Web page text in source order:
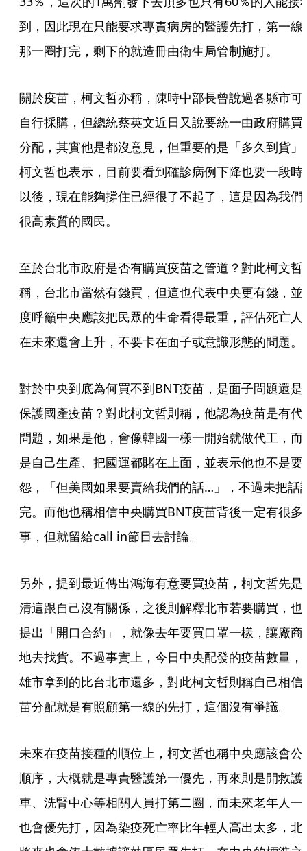
到，因此現在只能要求專責病房的醫護先打，第一線
那一圈打完，剩下的就造冊由衛生局管制施打。
關於疫苗，柯文哲亦稱，陳時中部長曾說過各縣市可
自行採購，但總統蔡英文近日又說要統一由政府購買
分配，其實他是都沒意見，但重要的是「多久到貨」
柯文哲也表示，目前要看到確診病例下降也要一段時
以後，現在能夠撐住已經很了不起了，這是因為我們
很高素質的國民。
至於台北市政府是否有購買疫苗之管道？對此柯文哲
稱，台北市當然有錢買，但這也代表中央更有錢，並
度呼籲中央應該把民眾的生命看得最重，評估死亡人
在未來還會上升，不要卡在面子或意識形態的問題。
對於中央到底為何買不到BNT疫苗，是面子問題還是
保護國產疫苗？對此柯文哲則稱，他認為疫苗是有代
問題，如果是他，會像韓國一樣一開始就做代工，而
是自己生產、把國運都賭在上面，並表示他也不是要
怨，「但美國如果要賣給我們的話…」，不過未把話
完。而他也稱相信中央購買BNT疫苗背後一定有很多
事，但就留給call in節目去討論。
另外，提到最近傳出鴻海有意要買疫苗，柯文哲先是
清這跟自己沒有關係，之後則解釋北市若要購買，也
提出「開口合約」，就像去年要買口罩一樣，讓廠商
地去找貨。不過事實上，今日中央配發的疫苗數量，
雄市拿到的比台北市還多，對此柯文哲則稱自己相信
苗分配就是有照顧第一線的先打，這個沒有爭議。
未來在疫苗接種的順位上，柯文哲也稱中央應該會公
順序，大概就是專責醫護第一優先，再來則是開救護
車、洗腎中心等相關人員打第二圈，而未來老年人一
也會優先打，因為染疫死亡率比年輕人高出太多，北